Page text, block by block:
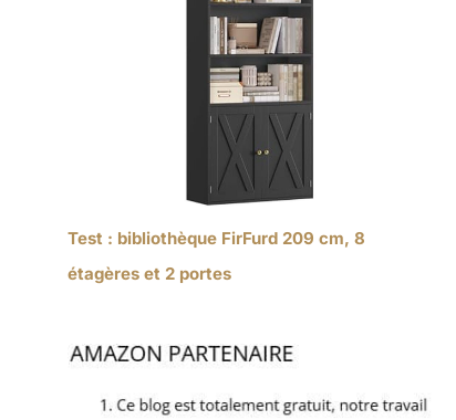
Test : bibliothèque FirFurd 209 cm, 8
étagères et 2 portes